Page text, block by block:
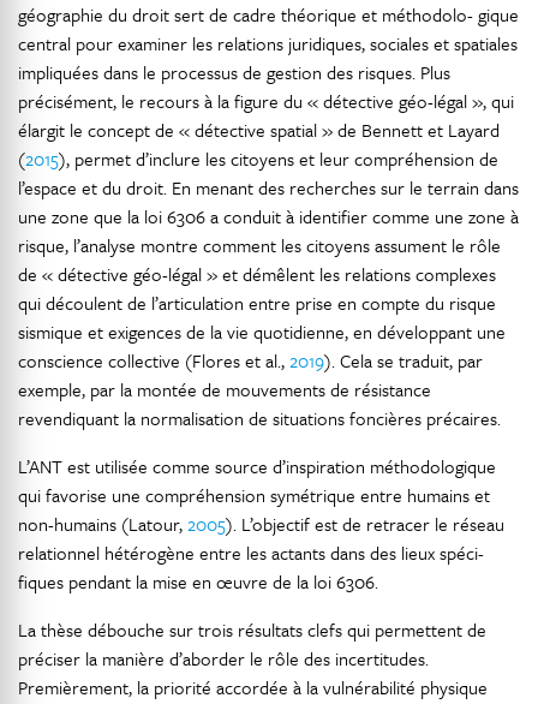
géographie du droit sert de cadre théorique et méthodolo- gique
central pour examiner les relations juridiques, sociales et spatiales
impliquées dans le processus de gestion des risques. Plus
précisément, le recours à la figure du « détective géo-légal », qui
élargit le concept de « détective spatial » de Bennett et Layard
(2015), permet d’inclure les citoyens et leur compréhension de
l’espace et du droit. En menant des recherches sur le terrain dans
une zone que la loi 6306 a conduit à identifier comme une zone à
risque, l’analyse montre comment les citoyens assument le rôle
de « détective géo-légal » et démêlent les relations complexes
qui découlent de l’articulation entre prise en compte du risque
sismique et exigences de la vie quotidienne, en développant une
conscience collective (Flores et al.,2019). Cela se traduit, par
exemple, par la montée de mouvements de résistance
revendiquant la normalisation de situations foncières précaires.
L’ANT est utilisée comme source d’inspiration méthodologique
qui favorise une compréhension symétrique entre humains et
non-humains (Latour,2005). L’objectif est de retracer le réseau
relationnel hétérogène entre les actants dans des lieux spéci-
fiques pendant la mise en œuvre de la loi 6306.
La thèse débouche sur trois résultats clefs qui permettent de
préciser la manière d’aborder le rôle des incertitudes.
Premièrement, la priorité accordée à la vulnérabilité physique